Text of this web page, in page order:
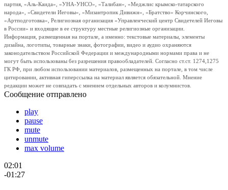
партия, «Аль-Каида», «УНА-УНСО», «Талибан», «Меджлис крымско-татарского
народа», «Свидетели Иеговы», «Мизантропик Дивижн», «Братство» Корчинского,
«Артподготовка», Религиозная организация «Управленческий центр Свидетелей Иеговы
в России» и входящие в ее структуру местные религиозные организации.
Информация, размещенная на портале, а именно: текстовые материалы, элементы
дизайна, логотипы, товарные знаки, фотографии, видео и аудио охраняются
законодательством Российской Федерации и международными нормами права и не
могут быть использованы без разрешения правообладателей. Согласно ст.ст. 1274,1275
ГК РФ, при любом использовании материалов, размещенных на портале, в том числе
цитировании, активная гиперссылка на материал является обязательной. Мнение
редакции может не совпадать с мнением отдельных авторов и колумнистов.
Сообщение отправлено
play
pause
mute
unmute
max volume
02:01
-01:27